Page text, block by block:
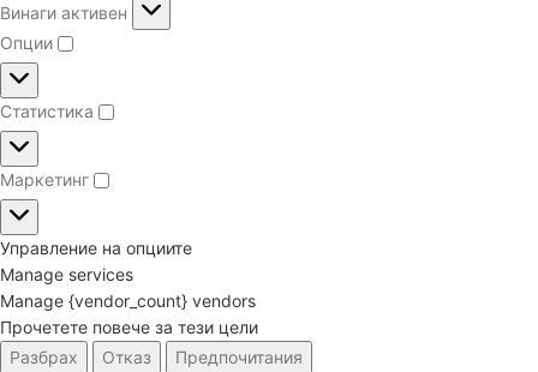
Винаги активен
Опции
Статистика
Маркетинг
Управление на опциите
Manage services
Manage {vendor_count} vendors
Прочетете повече за тези цели
Разбрах
Отказ
Предпочитания